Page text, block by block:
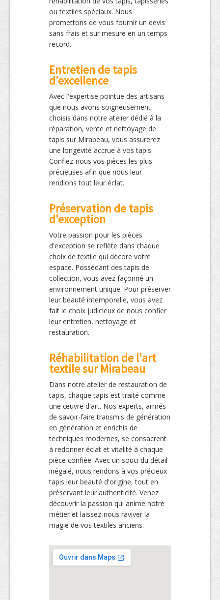
ou textiles spéciaux. Nous
promettons de vous fournir un devis
sans frais et sur mesure en un temps
record.
Entretien de tapis
d'excellence
Avec l'expertise pointue des artisans
que nous avons soigneusement
choisis dans notre atelier dédié à la
réparation, vente et nettoyage de
tapis sur Mirabeau, vous assurerez
une longévité accrue à vos tapis.
Confiez-nous vos pièces les plus
précieuses afin que nous leur
rendions tout leur éclat.
Préservation de tapis
d'exception
Votre passion pour les pièces
d'exception se reflète dans chaque
choix de textile qui décore votre
espace. Possédant des tapis de
collection, vous avez façonné un
environnement unique. Pour préserver
leur beauté intemporelle, vous avez
fait le choix judicieux de nous confier
leur entretien, nettoyage et
restauration.
Réhabilitation de l'art
textile sur Mirabeau
Dans notre atelier de restauration de
tapis, chaque tapis est traité comme
une œuvre d'art. Nos experts, armés
de savoir-faire transmis de génération
en génération et enrichis de
techniques modernes, se consacrent
à redonner éclat et vitalité à chaque
pièce confiée. Avec un souci du détail
inégalé, nous rendons à vos précieux
tapis leur beauté d'origine, tout en
préservant leur authenticité. Venez
découvrir la passion qui anime notre
métier et laissez-nous raviver la
magie de vos textiles anciens.